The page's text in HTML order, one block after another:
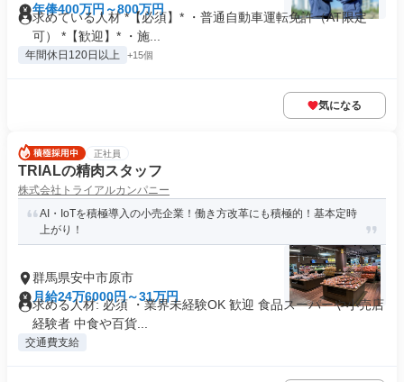
年俸400万円～800万円
求めている人材 *【必須】* ・普通自動車運転免許（AT限定
可） *【歓迎】* ・施...
年間休日120日以上 +15個
気になる
正社員
TRIALの精肉スタッフ
株式会社トライアルカンパニー
AI・IoTを積極導入の小売企業！働き方改革にも積極的！基本定時
上がり！
群馬県安中市原市
月給24万6000円～31万円
求める人材: 必須 ・業界未経験OK 歓迎 食品スーパーや小売店
経験者 中食や百貨...
交通費支給